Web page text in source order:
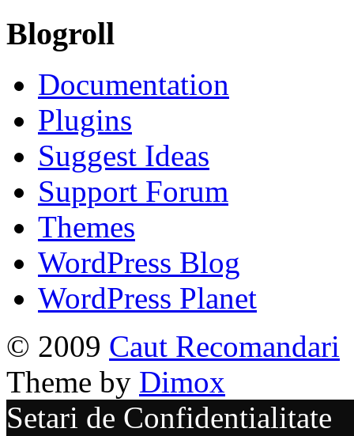
Blogroll
Documentation
Plugins
Suggest Ideas
Support Forum
Themes
WordPress Blog
WordPress Planet
© 2009 Caut Recomandari
Theme by Dimox
Setari de Confidentialitate